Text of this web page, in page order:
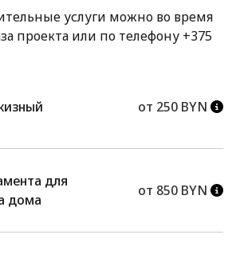
услуги можно во время
проекта или по телефону +375
от 250 BYN
для
дома
от 850 BYN